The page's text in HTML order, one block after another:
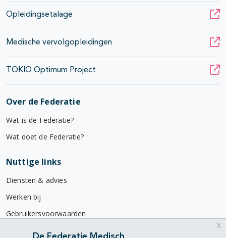
Opleidingsetalage
Medische vervolgopleidingen
TOKIO Optimum Project
Over de Federatie
Wat is de Federatie?
Wat doet de Federatie?
Nuttige links
Diensten & advies
Werken bij
Gebruikersvoorwaarden
Privacyverklaring
x